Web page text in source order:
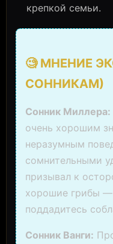
крепкой семьи.
🧐 МНЕНИЕ
СОННИКАМ)
Сонник Миллера:
очень хорошим
неразумным
сомнительными
призывал к
хорошие грибы —
поддадитесь
Сонник Ванги: